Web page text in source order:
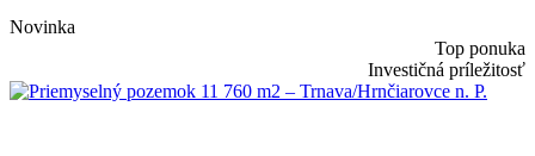
Novinka
Top ponuka
Investičná príležitosť